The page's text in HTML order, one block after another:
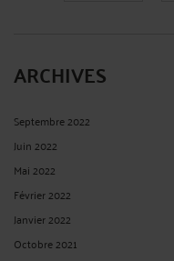
ARCHIVES
Septembre 2022
Juin 2022
Mai 2022
Février 2022
Janvier 2022
Octobre 2021